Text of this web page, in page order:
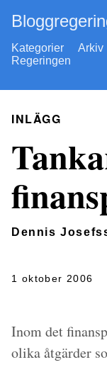
Kategorier Arkiv
Regeringen
INLÄGG
Dennis
1 oktober 2006
Inom det
olika åtgärder